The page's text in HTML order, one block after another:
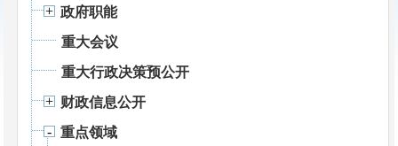
政府职能
重大会议
重大行政决策预公开
财政信息公开
重点领域